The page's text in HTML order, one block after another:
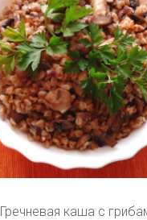
Гречневая каша с